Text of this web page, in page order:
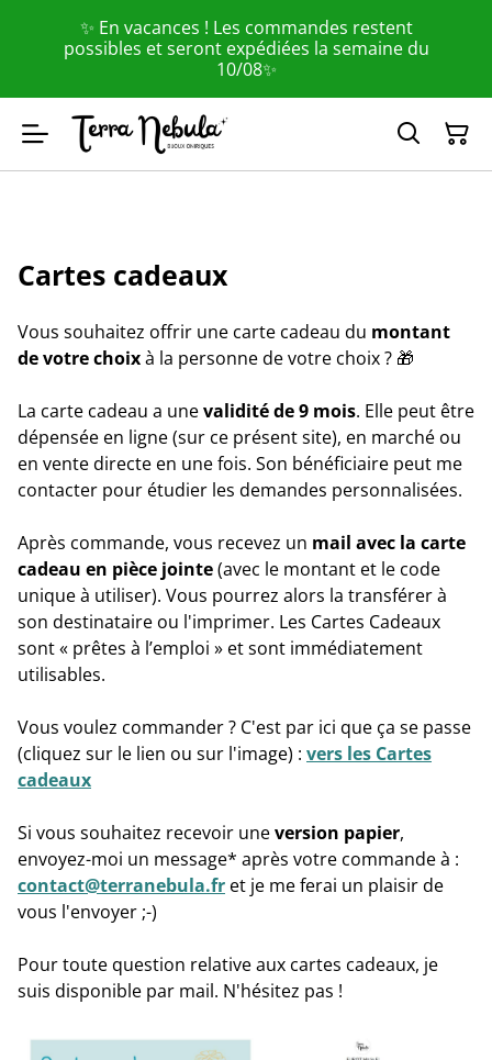
✨ En vacances ! Les commandes restent
possibles et seront expédiées la semaine du
10/08✨
Cartes cadeaux
Vous souhaitez offrir une carte cadeau du montant
de votre choixà la personne de votre choix ? 🎁
La carte cadeau a unevalidité de 9 mois. Elle peut être
dépensée en ligne (sur ce présent site), en marché ou
en vente directe en une fois. Son bénéficiaire peut me
contacter pour étudier les demandes personnalisées.
Après commande, vous recevez un mail avec la carte
cadeau en pièce jointe(avec le montant et le code
unique à utiliser). Vous pourrez alors la transférer à
son destinataire ou l'imprimer. Les Cartes Cadeaux
sont « prêtes à l’emploi » et sont immédiatement
utilisables.
Vous voulez commander ? C'est par ici que ça se passe
(cliquez sur le lien ou sur l'image) : vers les Cartes
cadeaux
Si vous souhaitez recevoir uneversion papier,
envoyez-moi un message* après votre commande à :
contact@terranebula.fr et je me ferai un plaisir de
vous l'envoyer ;-)
Pour toute question relative aux cartes cadeaux, je
suis disponible par mail. N'hésitez pas !